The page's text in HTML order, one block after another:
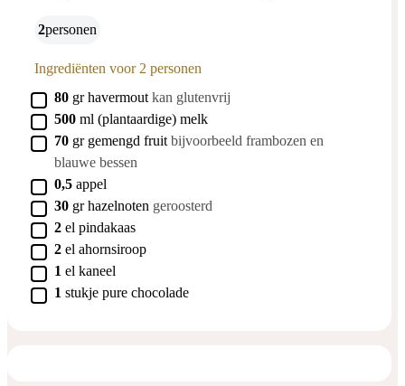
2 personen
Ingrediënten voor 2 personen
▢
80 gr havermout kan glutenvrij
▢
500 ml (plantaardige) melk
▢
70 gr gemengd fruit bijvoorbeeld frambozen en
blauwe bessen
▢
0,5 appel
▢
30 gr hazelnoten geroosterd
▢
2 el pindakaas
▢
2 el ahornsiroop
▢
1 el kaneel
▢
1 stukje pure chocolade